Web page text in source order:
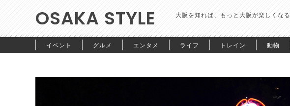
OSAKA STYLE 大阪を知れば、もっと大阪が楽しくなる
イベント グルメ エンタメ ライフ トレイン 動物